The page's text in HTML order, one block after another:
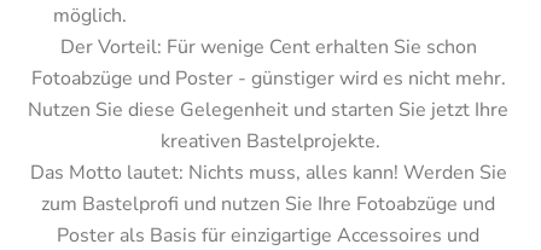
möglich.
Der Vorteil: Für wenige Cent erhalten Sie schon
Fotoabzüge und Poster - günstiger wird es nicht mehr.
Nutzen Sie diese Gelegenheit und starten Sie jetzt Ihre
kreativen Bastelprojekte.
Das Motto lautet: Nichts muss, alles kann! Werden Sie
zum Bastelprofi und nutzen Sie Ihre Fotoabzüge und
Poster als Basis für einzigartige Accessoires und